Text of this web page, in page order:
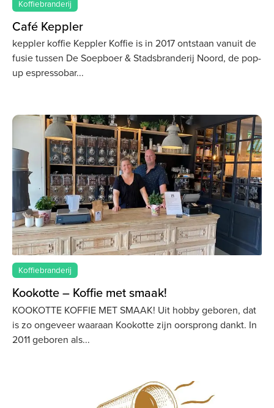
Koffiebranderij
Café Keppler
keppler koffie Keppler Koffie is in 2017 ontstaan vanuit de
fusie tussen De Soepboer & Stadsbranderij Noord, de pop-
up espressobar
Koffiebranderij
Kookotte – Koffie met smaak!
KOOKOTTE KOFFIE MET SMAAK! Uit hobby geboren, dat
is zo ongeveer waaraan Kookotte zijn oorsprong dankt. In
2011 geboren als